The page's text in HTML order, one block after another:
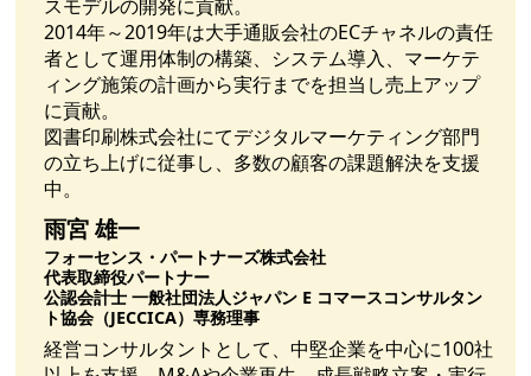
スモデルの開発に貢献。
2014年～2019年は大手通販会社のECチャネルの責任
者として運用体制の構築、システム導入、マーケテ
ィング施策の計画から実行までを担当し売上アップ
に貢献。
図書印刷株式会社にてデジタルマーケティング部門
の立ち上げに従事し、多数の顧客の課題解決を支援
中。
雨宮 雄一
フォーセンス・パートナーズ株式会社
代表取締役パートナー
公認会計士 一般社団法人ジャパン E コマースコンサルタン
ト協会（JECCICA）専務理事
経営コンサルタントとして、中堅企業を中心に100社